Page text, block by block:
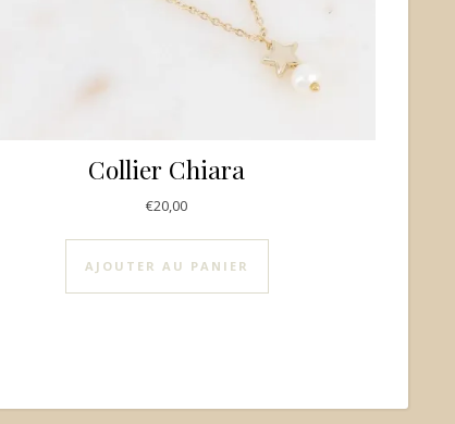
Collier Chiara
€20,00
AJOUTER AU PANIER